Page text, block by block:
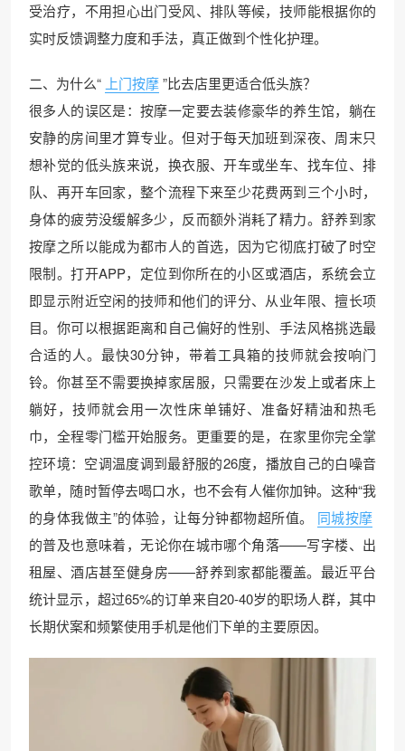
受治疗，不用担心出门受风、排队等候，技师能根据你的
实时反馈调整力度和手法，真正做到个性化护理。
二、为什么“ 上门按摩”比去店里更适合低头族？
很多人的误区是：按摩一定要去装修豪华的养生馆，躺在
安静的房间里才算专业。但对于每天加班到深夜、周末只
想补觉的低头族来说，换衣服、开车或坐车、找车位、排
队、再开车回家，整个流程下来至少花费两到三个小时，
身体的疲劳没缓解多少，反而额外消耗了精力。舒养到家
按摩之所以能成为都市人的首选，因为它彻底打破了时空
限制。打开APP，定位到你所在的小区或酒店，系统会立
即显示附近空闲的技师和他们的评分、从业年限、擅长项
目。你可以根据距离和自己偏好的性别、手法风格挑选最
合适的人。最快30分钟，带着工具箱的技师就会按响门
铃。你甚至不需要换掉家居服，只需要在沙发上或者床上
躺好，技师就会用一次性床单铺好、准备好精油和热毛
巾，全程零门槛开始服务。更重要的是，在家里你完全掌
控环境：空调温度调到最舒服的26度，播放自己的白噪音
歌单，随时暂停去喝口水，也不会有人催你加钟。这种“我
的身体我做主”的体验，让每分钟都物超所值。
同城按摩
的普及也意味着，无论你在城市哪个角落——写字楼、出
租屋、酒店甚至健身房——舒养到家都能覆盖。最近平台
统计显示，超过65%的订单来自20-40岁的职场人群，其中
长期伏案和频繁使用手机是他们下单的主要原因。